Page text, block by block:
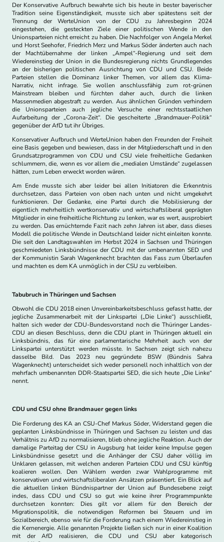
Der Konservative Aufbruch bewahrte sich bis heute in bester bayerischer
Tradition seine Eigenständigkeit, musste sich aber spätestens seit der
Trennung der WerteUnion von der CDU zu Jahresbeginn 2024
eingestehen, die gesteckten Ziele einer politischen Wende in den
Unionsparteien nicht erreicht zu haben. Die Nachfolger von Angela Merkel
und Horst Seehofer, Friedrich Merz und Markus Söder änderten auch nach
der Machtübernahme der linken „Ampel“-Regierung und seit dem
Wiedereinstieg der Union in die Bundesregierung nichts Grundlegendes
an der bisherigen politischen Ausrichtung von CDU und CSU. Beide
Parteien stellen die Dominanz linker Themen, vor allem das Klima-
Narrativ, nicht infrage. Sie wollen anschlussfähig zum rot-grünen
Mainstream bleiben und fürchten daher auch, durch die linken
Massenmedien abgestraft zu werden. Aus ähnlichen Gründen verhindern
die Unionsparteien auch jegliche Versuche einer rechtsstaatlichen
Aufarbeitung der „Corona-Zeit“. Die gescheiterte „Brandmauer-Politik“
gegenüber der AfD tut ihr Übriges.
Konservativer Aufbruch und WerteUnion haben den Freunden der Freiheit
eine Basis gegeben und bewiesen, dass in der Mitgliederschaft und in den
Grundsatzprogrammen von CDU und CSU viele freiheitliche Gedanken
schlummern, die, wenn es vor allem die „medialen Umstände“ zugelassen
hätten, zum Leben erweckt worden wären.
Am Ende musste sich aber leider bei allen Initiatoren die Erkenntnis
durchsetzen, dass Parteien von oben nach unten und nicht umgekehrt
funktionieren. Der Gedanke, eine Partei durch die Mobilisierung der
eigentlich mehrheitlich wertkonservativ und wirtschaftsliberal geprägten
Mitglieder in eine freiheitliche Richtung zu lenken, war es wert, ausprobiert
zu werden. Das ernüchternde Fazit nach zehn Jahren ist aber, dass dieses
Modell die politische Wende in Deutschland leider nicht einleiten konnte.
Die seit den Landtagswahlen im Herbst 2024 in Sachsen und Thüringen
geschmiedeten Linksbündnisse der CDU mit der umbenannten SED und
der Kommunistin Sarah Wagenknecht brachten das Fass zum Überlaufen
und machten es dem KA unmöglich in der CSU zu verbleiben.
Tabubruch in Thüringen und Sachsen
Obwohl die CDU 2018 einen Unvereinbarkeitsbeschluss gefasst hatte, der
jegliche Zusammenarbeit mit der Linkspartei („Die Linke“) ausschließt,
halten sich weder der CDU-Bundesvorstand noch die Thüringer Landes-
CDU an diesen Beschluss, denn die CDU plant in Thüringen aktuell ein
Linksbündnis, das für eine parlamentarische Mehrheit auch von der
Linkspartei unterstützt werden müsste. In Sachsen zeigt sich nahezu
dasselbe Bild. Das 2023 neu gegründete BSW (Bündnis Sahra
Wagenknecht) unterscheidet sich weder personell noch inhaltlich von der
mehrfach umbenannten DDR-Staatspartei SED, die sich heute „Die Linke“
nennt.
CDU und CSU ohne Brandmauer gegen links
Die Forderung des KA an CSU-Chef Markus Söder, Widerstand gegen die
geplanten Linksbündnisse in Thüringen und Sachsen zu leisten und das
Verhältnis zu AfD zu normalisieren, blieb ohne jegliche Reaktion. Auch der
damalige Parteitag der CSU in Augsburg hat leider keine Impulse gegen
Linksbündnisse gesetzt und die Anhänger der CSU daher völlig im
Unklaren gelassen, mit welchen anderen Parteien CDU und CSU künftig
koalieren wollen. Den Wählern werden zwar Wahlprogramme mit
konservativen und wirtschaftsliberalen Ansätzen präsentiert. Ein Blick auf
die aktuellen linken Bündnispartner der Union auf Bundesebene zeigt
indes, dass CDU und CSU so gut wie keine ihrer Programmpunkte
durchsetzen konnten: Dies gilt vor allem für den Bereich der
Migrationspolitik, die notwendigen Reformen bei Steuern und im
Sozialbereich, ebenso wie für die Forderung nach einem Wiedereinstieg in
die Kernenergie. Alle genannten Projekte ließen sich nur in einer Koalition
mit der AfD realisieren, die CDU und CSU aber kategorisch